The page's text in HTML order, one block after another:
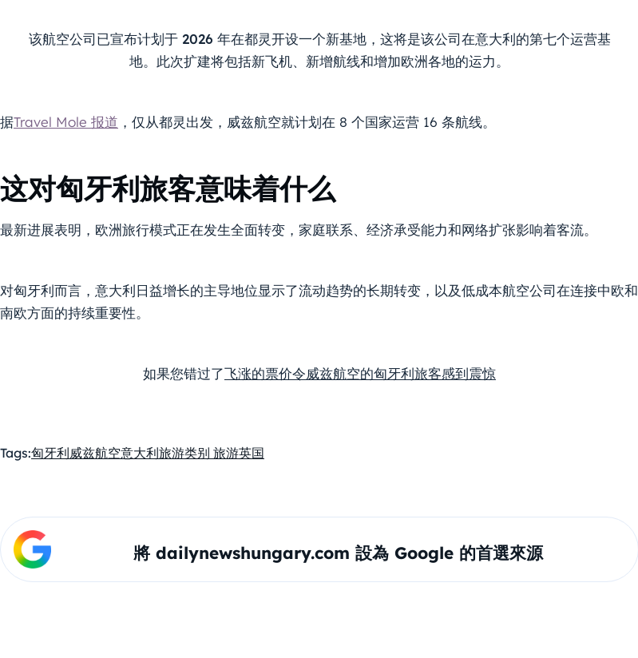
该航空公司已宣布计划于 2026 年在都灵开设一个新基地，这将是该公司在意大利的第七个运营基
地。此次扩建将包括新飞机、新增航线和增加欧洲各地的运力。
据Travel Mole 报道 ，仅从都灵出发，威兹航空就计划在 8 个国家运营 16 条航线。
这对匈牙利旅客意味着什么
最新进展表明，欧洲旅行模式正在发生全面转变，家庭联系、经济承受能力和网络扩张影响着客流。
对匈牙利而言，意大利日益增长的主导地位显示了流动趋势的长期转变，以及低成本航空公司在连接中欧和
南欧方面的持续重要性。
如果您错过了飞涨的票价令威兹航空的匈牙利旅客感到震惊
Tags:匈牙利威兹航空意大利旅游类别 旅游英国
將 dailynewshungary.com 設為 Google 的首選來源